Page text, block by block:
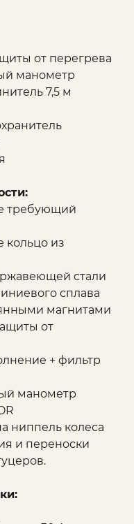
от перегрева
манометр
7,5 м
требующий
кольцо из
стали
сплава
магнитами
от
+ фильтр
манометр
ниппель колеса
и переноски